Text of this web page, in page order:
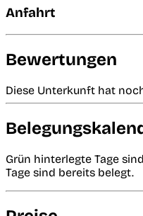
Anfahrt
Bewertungen
Diese Unterkunft hat
Grün hinterlegte Tage
Tage sind bereits belegt.